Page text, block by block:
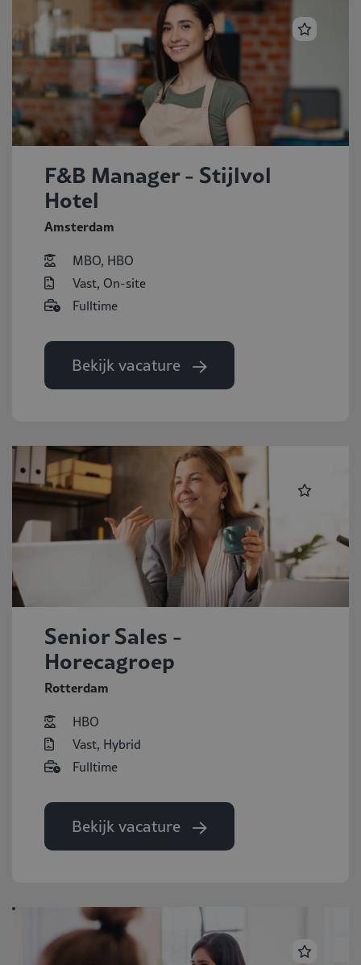
F&B Manager - Stijlvol
Hotel
Amsterdam
MBO, HBO
Vast, On-site
Fulltime
Bekijk vacature
Senior Sales -
Horecagroep
Rotterdam
HBO
Vast, Hybrid
Fulltime
Bekijk vacature